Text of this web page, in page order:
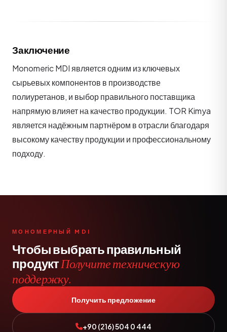
Заключение
Monomeric MDI является одним из ключевых
сырьевых компонентов в производстве
полиуретанов, и выбор правильного поставщика
напрямую влияет на качество продукции. TOR Kimya
является надёжным партнёром в отрасли благодаря
высокому качеству продукции и профессиональному
подходу.
МОНОМЕРНЫЙ MDI
Чтобы выбрать правильный
продуктПолучите техническую
поддержку.
Получить предложение
+90 (216) 504 0 444